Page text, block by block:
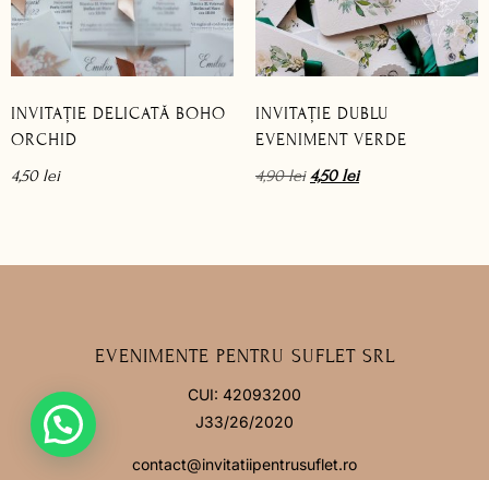
INVITAȚIE DELICATĂ BOHO
ORCHID
4,50 lei
INVITAȚIE DUBLU
EVENIMENT VERDE
4,90lei 4,50lei
EVENIMENTE PENTRU SUFLET SRL
CUI: 42093200
J33/26/2020
contact@invitatiipentrusuflet.ro